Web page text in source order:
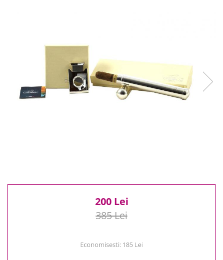
Cele mai vandute
Cele mai votate
Cu video
200 Lei
385 Lei
Economisesti: 185 Lei